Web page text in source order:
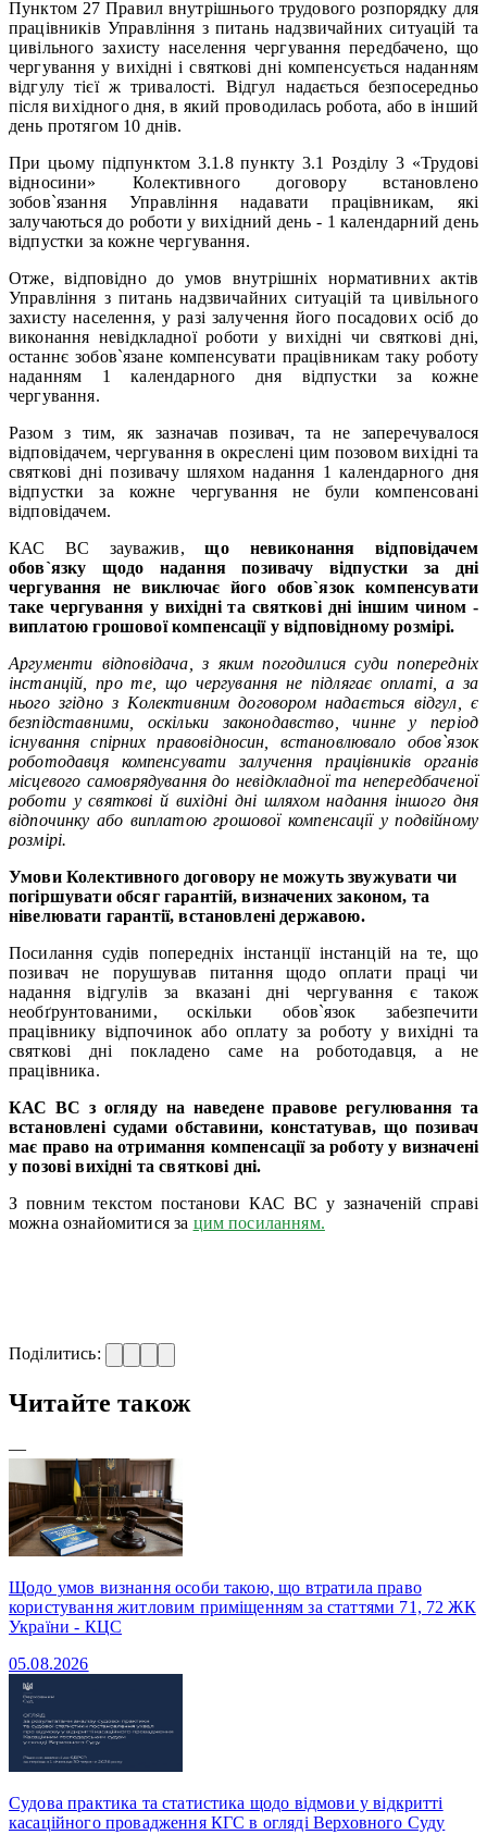
Пунктом 27 Правил внутрішнього трудового розпорядку для
працівників Управління з питань надзвичайних ситуацій та
цивільного захисту населення чергування передбачено, що
чергування у вихідні і святкові дні компенсується наданням
відгулу тієї ж тривалості. Відгул надається безпосередньо
після вихідного дня, в який проводилась робота, або в інший
день протягом 10 днів.
При цьому підпунктом 3.1.8 пункту 3.1 Розділу 3 «Трудові
відносини» Колективного договору встановлено
зобов`язання Управління надавати працівникам, які
залучаються до роботи у вихідний день - 1 календарний день
відпустки за кожне чергування.
Отже, відповідно до умов внутрішніх нормативних актів
Управління з питань надзвичайних ситуацій та цивільного
захисту населення, у разі залучення його посадових осіб до
виконання невідкладної роботи у вихідні чи святкові дні,
останнє зобов`язане компенсувати працівникам таку роботу
наданням 1 календарного дня відпустки за кожне
чергування.
Разом з тим, як зазначав позивач, та не заперечувалося
відповідачем, чергування в окреслені цим позовом вихідні та
святкові дні позивачу шляхом надання 1 календарного дня
відпустки за кожне чергування не були компенсовані
відповідачем.
КАС ВС зауважив,що невиконання відповідачем
обов`язку щодо надання позивачу відпустки за дні
чергування не виключає його обов`язок компенсувати
таке чергування у вихідні та святкові дні іншим чином -
виплатою грошової компенсації у відповідному розмірі.
Аргументи відповідача, з яким погодилися суди попередніх
інстанцій, про те, що чергування не підлягає оплаті, а за
нього згідно з Колективним договором надається відгул, є
безпідставними, оскільки законодавство, чинне у період
існування спірних правовідносин, встановлювало обов`язок
роботодавця компенсувати залучення працівників органів
місцевого самоврядування до невідкладної та непередбаченої
роботи у святкові й вихідні дні шляхом надання іншого дня
відпочинку або виплатою грошової компенсації у подвійному
розмірі.
Умови Колективного договору не можуть звужувати чи
погіршувати обсяг гарантій, визначенихзаконом, та
нівелювати гарантії, встановлені державою.
Посилання судів попередніх інстанції інстанцій на те, що
позивач не порушував питання щодо оплати праці чи
надання відгулів за вказані дні чергування є також
необґрунтованими, оскільки обов`язок забезпечити
працівнику відпочинок або оплату за роботу у вихідні та
святкові дні покладено саме на роботодавця, а не
працівника.
КАС ВС з огляду на наведене правове регулювання та
встановлені судами обставини, констатував, що позивач
має право на отримання компенсації за роботу у визначені
у позові вихідні та святкові дні.
З повним текстом постанови КАС ВС у зазначеній справі
можна ознайомитися за цим посиланням.
Поділитись:
Читайте також
—
Щодо умов визнання особи такою, що втратила право
користування житловим приміщенням за статтями 71, 72 ЖК
України - КЦС
05.08.2026
Судова практика та статистика щодо відмови у відкритті
касаційного провадження КГС в огляді Верховного Суду